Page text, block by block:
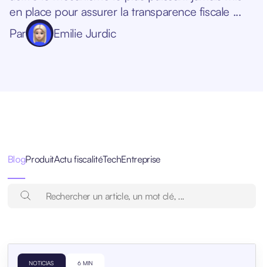
en place pour assurer la transparence fiscale ...
Par
Emilie Jurdic
BlogProduitActu fiscalitéTechEntreprise
NOTICIAS 6 MIN